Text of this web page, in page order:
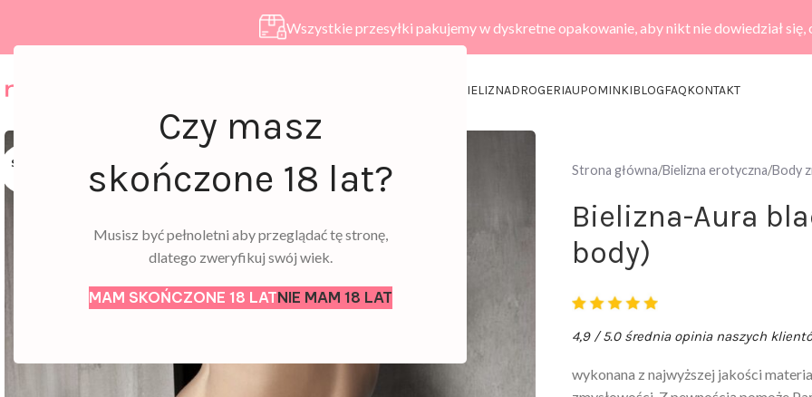
Czy masz
skończone 18 lat?
Musisz być pełnoletni aby przeglądać tę stronę,
dlatego zweryfikuj swój wiek.
MAM SKOŃCZONE 18 LATNIE MAM 18 LAT
Wszystkie przesyłki pakujemy w dyskretne opakowanie, aby nikt nie dowiedział się,
BIELIZNADROGERIAUPOMINKIBLOGFAQKONTAKT
SOLD
Strona główna Bielizna erotyczna Body
Bielizna-Aura
body)
4,9 / 5.0 średnia opinia naszych
wykonana z najwyższej jakości